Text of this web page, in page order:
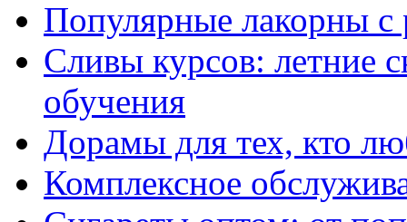
Популярные лакорны с
Сливы курсов: летние
обучения
Дорамы для тех, кто
Комплексное